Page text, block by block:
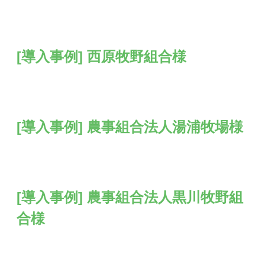
[導入事例] 西原牧野組合様
[導入事例] 農事組合法人湯浦牧場様
[導入事例] 農事組合法人黒川牧野組
合様